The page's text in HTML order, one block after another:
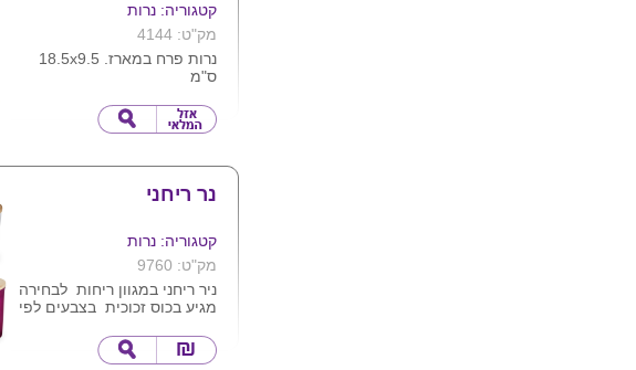
קטגוריה: נרות
מק"ט: 4144
נרות פרח במארז. 18.5x9.5
ס"מ
נר ריחני
קטגוריה: נרות
מק"ט: 9760
ניר ריחני במגוון ריחות לבחירה
מגיע בכוס זכוכית בצבעים לפי
ריחות הדרים וניל לוונדר
מאסק